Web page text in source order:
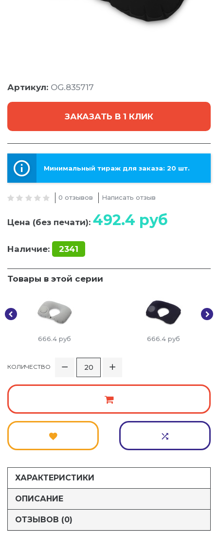
Артикул: OG.835717
ЗАКАЗАТЬ В 1 КЛИК
Минимальный тираж для заказа: 20 шт.
0 отзывов Написать отзыв
Цена (без печати): 492.4 руб
Наличие: 2341
Товары в этой серии
666.4 руб 666.4 руб
КОЛИЧЕСТВО
ХАРАКТЕРИСТИКИ
ОПИСАНИЕ
ОТЗЫВОВ (0)